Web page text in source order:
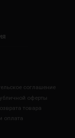
соглашение
оферты
товара
оплата